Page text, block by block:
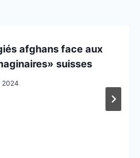
afghans face aux
suisses
2024